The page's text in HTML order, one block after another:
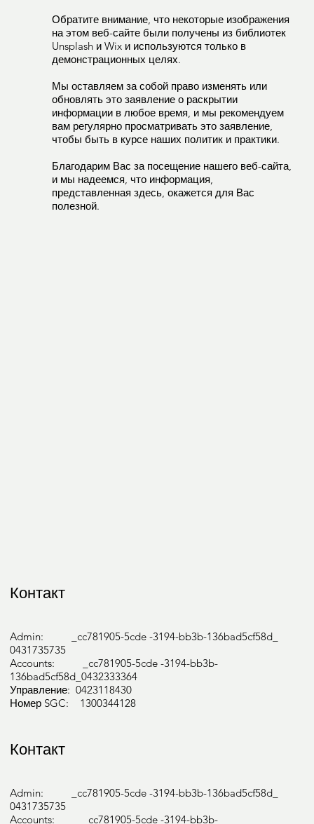
Обратите внимание, что некоторые изображения
на этом веб-сайте были получены из библиотек
Unsplash и Wix и используются только в
демонстрационных целях.
Мы оставляем за собой право изменять или
обновлять это заявление о раскрытии
информации в любое время, и мы рекомендуем
вам регулярно просматривать это заявление,
чтобы быть в курсе наших политик и практики.
Благодарим Вас за посещение нашего веб-сайта,
и мы надеемся, что информация,
представленная здесь, окажется для Вас
полезной.
Контакт
Admin: _cc781905-5cde -3194-bb3b-136bad5cf58d_
0431735735
Accounts: _cc781905-5cde -3194-bb3b-
136bad5cf58d_0432333364
Управление: 0423118430
Номер SGC: 1300344128
Контакт
Admin: _cc781905-5cde -3194-bb3b-136bad5cf58d_
0431735735
Accounts: _cc781905-5cde -3194-bb3b-